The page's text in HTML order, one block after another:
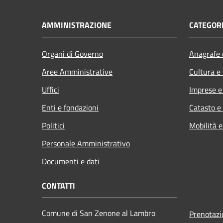
AMMINISTRAZIONE
Organi di Governo
Aree Amministrative
Uffici
Enti e fondazioni
Politici
Personale Amministrativo
Documenti e dati
Cultura
Imprese
Catasto
Mobilità
CONTATTI
Comune di San Zenone al Lambro